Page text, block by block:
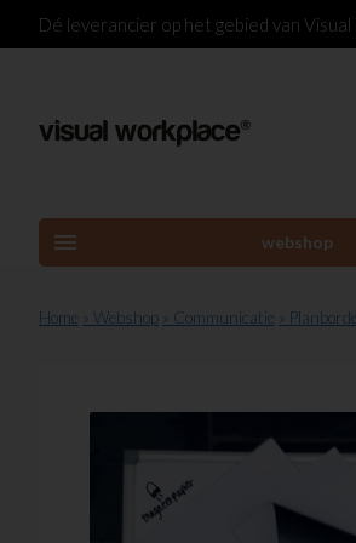
Dé leverancier op het gebied van
menu webshop
Home » Webshop » Communicatie »